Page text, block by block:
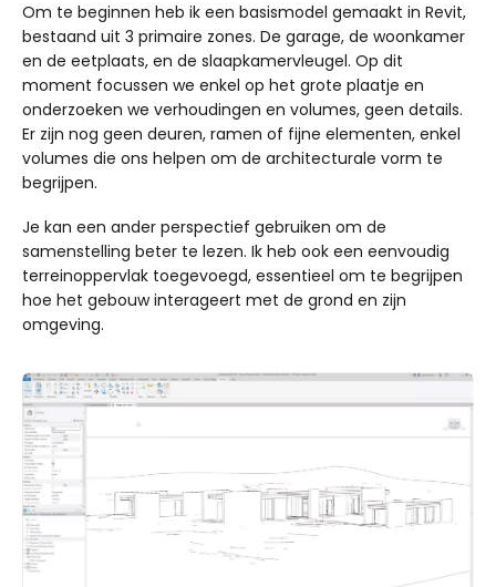
Om te beginnen heb ik een basismodel gemaakt in Revit,
bestaand uit 3 primaire zones. De garage, de woonkamer
en de eetplaats, en de slaapkamervleugel. Op dit
moment focussen we enkel op het grote plaatje en
onderzoeken we verhoudingen en volumes, geen details.
Er zijn nog geen deuren, ramen of fijne elementen, enkel
volumes die ons helpen om de architecturale vorm te
begrijpen.
Je kan een ander perspectief gebruiken om de
samenstelling beter te lezen. Ik heb ook een eenvoudig
terreinoppervlak toegevoegd, essentieel om te begrijpen
hoe het gebouw interageert met de grond en zijn
omgeving.